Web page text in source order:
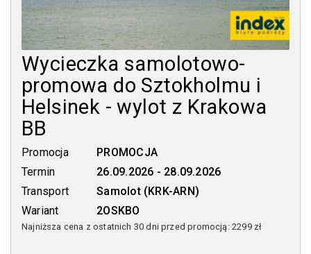
Wycieczka samolotowo-
promowa do Sztokholmu i
Helsinek - wylot z Krakowa
BB
Promocja
PROMOCJA
Termin
26.09.2026 - 28.09.2026
Transport
Samolot (KRK-ARN)
Wariant
2OSKBO
Najniższa cena z ostatnich 30 dni przed promocją: 2299 zł